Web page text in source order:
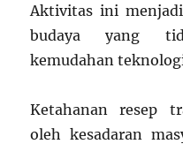
Aktivitas ini
budaya yang
kemudahan
Ketahanan resep
oleh kesadaran